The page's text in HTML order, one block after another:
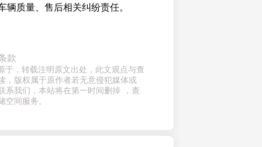
辆质量、售后相关纠纷责任。
款
于，转载注明原文出处，此文观点与查
，版权属于原作者若无意侵犯媒体或
系我们，本站将在第一时间删掉 ，查
空间服务。